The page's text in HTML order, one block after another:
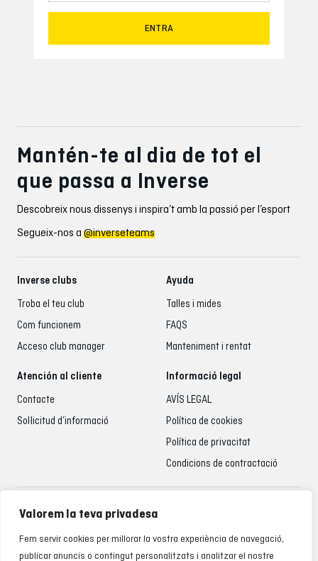
Valorem la teva privadesa
Fem servir cookies per millorar la vostra experiència de navegació,
publicar anuncis o contingut personalitzats i analitzar el nostre
ENTRA
Mantén-te al dia de tot el
que passa a Inverse
Descobreix nous dissenys i inspira’t amb la passió per l’esport
Segueix-nos a @inverseteams
Inverse clubs
Troba el teu club
Com funcionem
Acceso club manager
Ayuda
Talles i mides
FAQS
Manteniment i rentat
Atención al cliente
Contacte
Sol·licitud d’informació
Informació legal
AVÍS LEGAL
Política de cookies
Política de privacitat
Condicions de contractació
Atenció al client